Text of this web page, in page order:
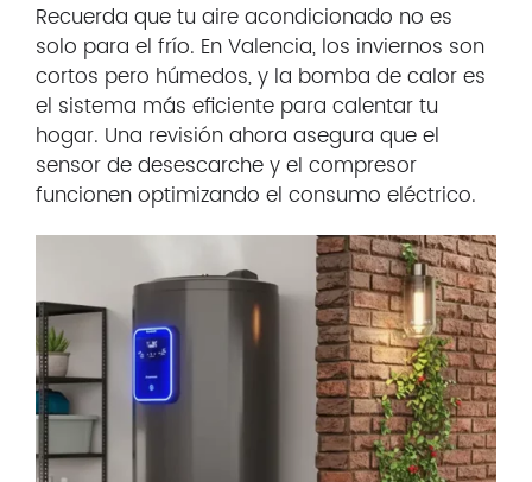
Recuerda que tu aire acondicionado no es
solo para el frío. En Valencia, los inviernos son
cortos pero húmedos, y la bomba de calor es
el sistema más eficiente para calentar tu
hogar. Una revisión ahora asegura que el
sensor de desescarche y el compresor
funcionen optimizando el consumo eléctrico.